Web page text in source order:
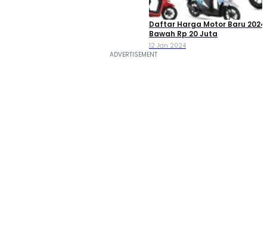
Daftar Harga Motor Baru
Bawah Rp 20 Juta
12 Jan 2024